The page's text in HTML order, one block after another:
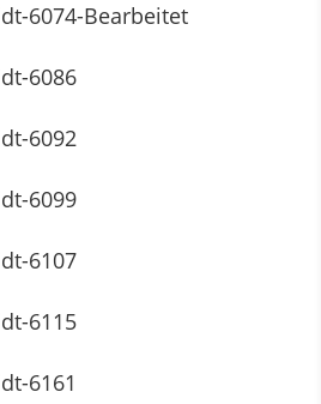
6074-Bearbeitet
6086
6092
6099
6107
6115
6161